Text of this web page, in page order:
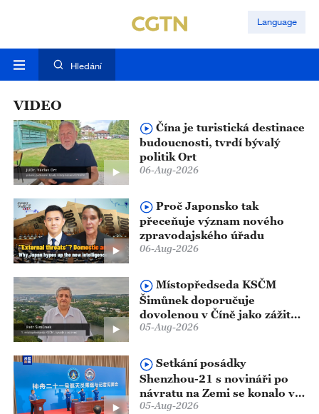
Language
Hledání
VIDEO
Čína je turistická destinace
budoucnosti, tvrdí bývalý
politik Ort
06-Aug-2026
Proč Japonsko tak
přeceňuje význam nového
zpravodajského úřadu
06-Aug-2026
Místopředseda KSČM
Šimůnek doporučuje
dovolenou v Číně jako zážitek
na celý život
05-Aug-2026
Setkání posádky
Shenzhou-21 s novináři po
návratu na Zemi se konalo v
Pekingském kosmickém
05-Aug-2026